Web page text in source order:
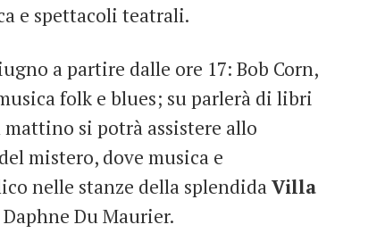
e spettacoli teatrali.
a partire dalle ore 17: Bob Corn,
folk e blues; su parlerà di libri
si potrà assistere allo
mistero, dove musica e
nelle stanze della splendida Villa
Du Maurier.